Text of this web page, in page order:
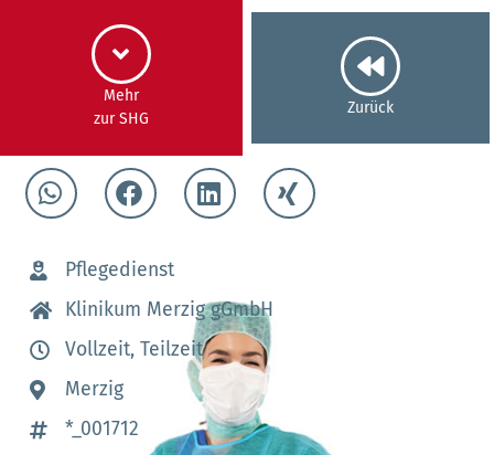
Mehr
zur SHG
Zurück
Pflegedienst
Klinikum Merzig gGmbH
Vollzeit, Teilzeit
Merzig
*_001712